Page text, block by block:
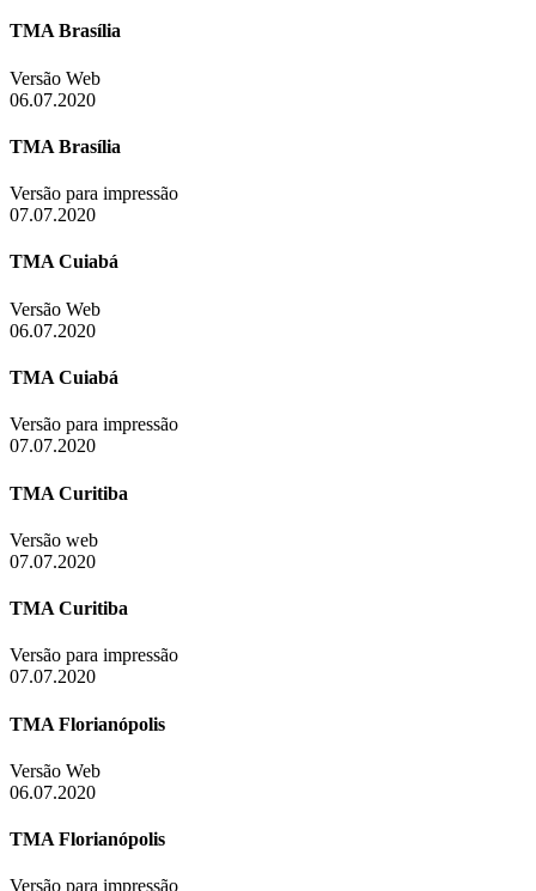
TMA Brasília
Versão Web
06.07.2020
TMA Brasília
Versão para impressão
07.07.2020
TMA Cuiabá
Versão Web
06.07.2020
TMA Cuiabá
Versão para impressão
07.07.2020
TMA Curitiba
Versão web
07.07.2020
TMA Curitiba
Versão para impressão
07.07.2020
TMA Florianópolis
Versão Web
06.07.2020
TMA Florianópolis
Versão para impressão